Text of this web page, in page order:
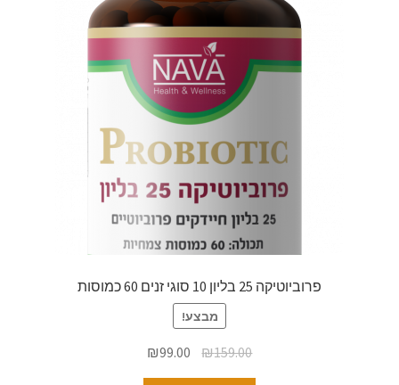
פרוביוטיקה 25 בליון 10 סוגי זנים 60 כמוסות
מבצע!
₪159.00
₪99.00